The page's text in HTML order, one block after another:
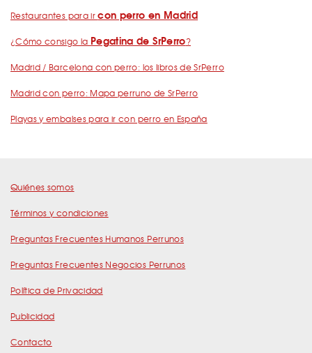
Restaurantes para ircon perro en Madrid
¿Cómo consigo la Pegatina de SrPerro?
Madrid / Barcelona con perro: los libros de SrPerro
Madrid con perro: Mapa perruno de SrPerro
Playas y embalses para ir con perro en España
Quiénes somos
Términos y condiciones
Preguntas Frecuentes Humanos Perrunos
Preguntas Frecuentes Negocios Perrunos
Política de Privacidad
Publicidad
Contacto